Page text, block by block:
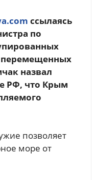
ссылаясь
по
перемещенных
назвал
РФ, что Крым
позволяет
море от